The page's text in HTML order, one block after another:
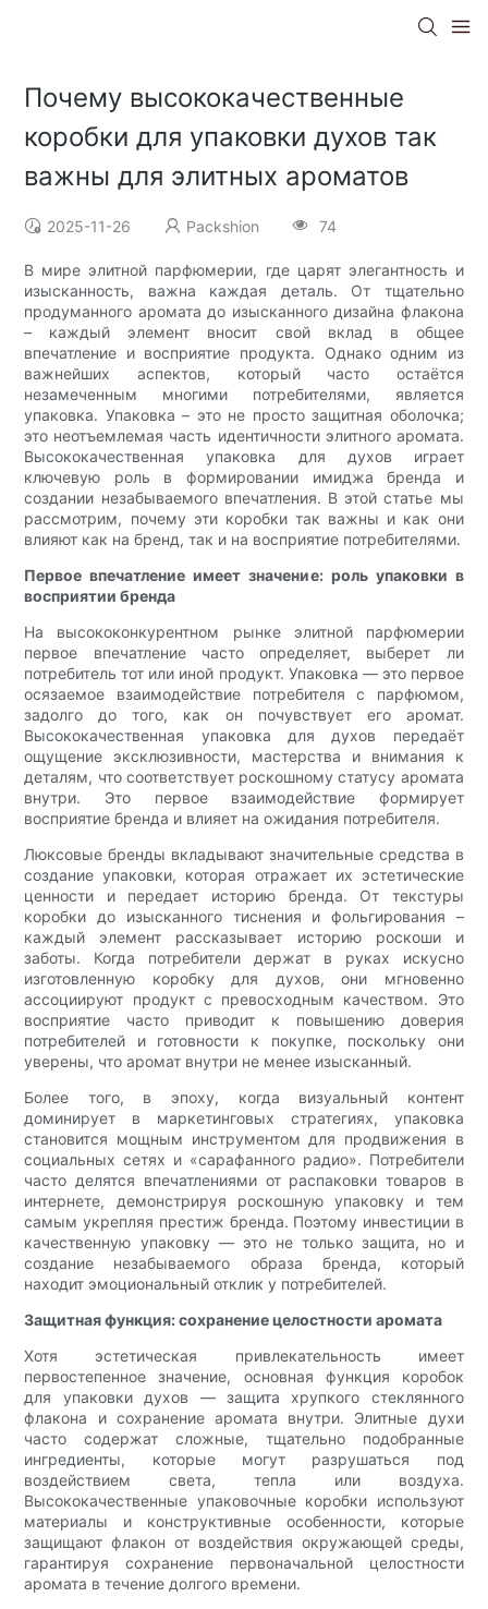
Почему высококачественные
коробки для упаковки духов так
важны для элитных ароматов
2025-11-26 Packshion 74
В мире элитной парфюмерии, где царят элегантность и
изысканность, важна каждая деталь. От тщательно
продуманного аромата до изысканного дизайна флакона
– каждый элемент вносит свой вклад в общее
впечатление и восприятие продукта. Однако одним из
важнейших аспектов, который часто остаётся
незамеченным многими потребителями, является
упаковка. Упаковка – это не просто защитная оболочка;
это неотъемлемая часть идентичности элитного аромата.
Высококачественная упаковка для духов играет
ключевую роль в формировании имиджа бренда и
создании незабываемого впечатления. В этой статье мы
рассмотрим, почему эти коробки так важны и как они
влияют как на бренд, так и на восприятие потребителями.
Первое впечатление имеет значение: роль упаковки в
восприятии бренда
На высококонкурентном рынке элитной парфюмерии
первое впечатление часто определяет, выберет ли
потребитель тот или иной продукт. Упаковка — это первое
осязаемое взаимодействие потребителя с парфюмом,
задолго до того, как он почувствует его аромат.
Высококачественная упаковка для духов передаёт
ощущение эксклюзивности, мастерства и внимания к
деталям, что соответствует роскошному статусу аромата
внутри. Это первое взаимодействие формирует
восприятие бренда и влияет на ожидания потребителя.
Люксовые бренды вкладывают значительные средства в
создание упаковки, которая отражает их эстетические
ценности и передает историю бренда. От текстуры
коробки до изысканного тиснения и фольгирования –
каждый элемент рассказывает историю роскоши и
заботы. Когда потребители держат в руках искусно
изготовленную коробку для духов, они мгновенно
ассоциируют продукт с превосходным качеством. Это
восприятие часто приводит к повышению доверия
потребителей и готовности к покупке, поскольку они
уверены, что аромат внутри не менее изысканный.
Более того, в эпоху, когда визуальный контент
доминирует в маркетинговых стратегиях, упаковка
становится мощным инструментом для продвижения в
социальных сетях и «сарафанного радио». Потребители
часто делятся впечатлениями от распаковки товаров в
интернете, демонстрируя роскошную упаковку и тем
самым укрепляя престиж бренда. Поэтому инвестиции в
качественную упаковку — это не только защита, но и
создание незабываемого образа бренда, который
находит эмоциональный отклик у потребителей.
Защитная функция: сохранение целостности аромата
Хотя эстетическая привлекательность имеет
первостепенное значение, основная функция коробок
для упаковки духов — защита хрупкого стеклянного
флакона и сохранение аромата внутри. Элитные духи
часто содержат сложные, тщательно подобранные
ингредиенты, которые могут разрушаться под
воздействием света, тепла или воздуха.
Высококачественные упаковочные коробки используют
материалы и конструктивные особенности, которые
защищают флакон от воздействия окружающей среды,
гарантируя сохранение первоначальной целостности
аромата в течение долгого времени.